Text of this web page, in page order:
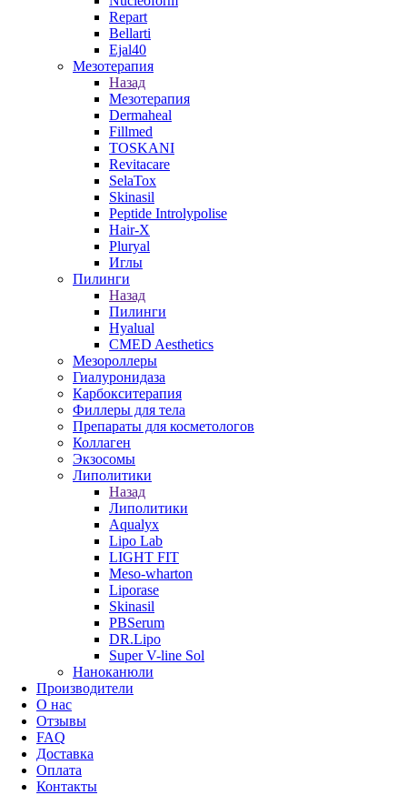
Repart
Bellarti
Ejal40
Мезотерапия
Назад
Мезотерапия
Dermaheal
Fillmed
TOSKANI
Revitacare
SelaTox
Skinasil
Peptide Introlypolise
Hair-X
Pluryal
Иглы
Пилинги
Назад
Пилинги
Hyalual
CMED Aesthetics
Мезороллеры
Гиалуронидаза
Карбокситерапия
Филлеры для тела
Препараты для косметологов
Коллаген
Экзосомы
Липолитики
Назад
Липолитики
Aqualyx
Lipo Lab
LIGHT FIT
Meso-wharton
Liporase
Skinasil
PBSerum
DR.Lipo
Super V-line Sol
Наноканюли
Производители
О нас
Отзывы
FAQ
Доставка
Оплата
Контакты